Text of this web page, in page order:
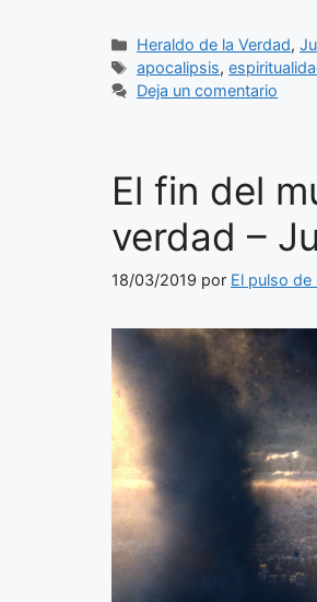
Categorías
Heraldo de la Verdad,
Etiquetas
apocalipsis,
Deja un comentario
El fin del
verdad –
18/03/2019 por El pulso de